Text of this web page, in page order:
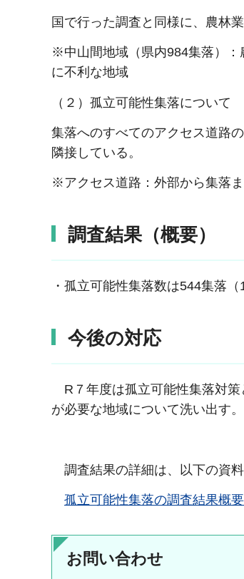
国で行った調査と同様に、農林
※中山間地域（県内984集落）：
に不利な地域
（２）孤立可能性集落について
集落へのすべてのアクセス道路
隣接している。
※アクセス道路：外部から集落
調査結果（概要）
・孤立可能性集落数は544集落（
今後の対応
R７年度は孤立可能性集落対策
が必要な地域について洗い出す。
調査結果の詳細は、以下の資料
孤立可能性集落の調査結果概
お問い合わせ